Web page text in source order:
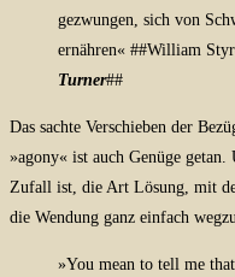
gezwungen, sich von
ernähren« ##William
Turner##
Das sachte Verschieben der
»agony« ist auch Genüge
Zufall ist, die Art Lösung, mit
die Wendung ganz einfach
»You mean to tell me